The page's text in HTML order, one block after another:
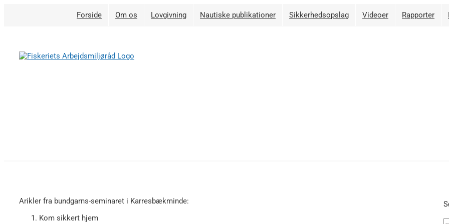
Forside Om os Lovgivning Nautiske publikationer Sikkerhedsopslag Videoer Rapporter
Arikler fra bundgarns-seminaret i Karresbækminde:
Kom sikkert hjem